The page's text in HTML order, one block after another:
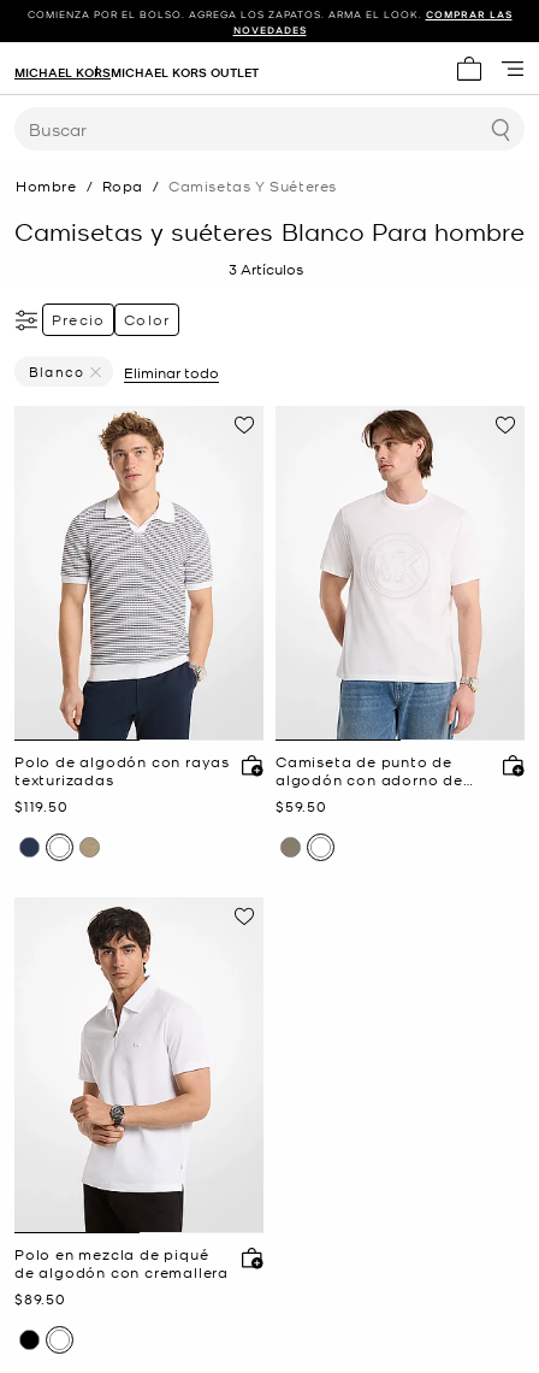
COMIENZA POR EL BOLSO. AGREGA LOS ZAPATOS. ARMA EL LOOK. COMPRAR LAS
NOVEDADES
Mi
MICHAEL KORSMICHAEL KORS OUTLET
Buscar
Hombre / Ropa / Camisetas Y Suéteres
Camisetas y suéteres Blanco Para hombre
3 Artículos
Precio Color
Blanco
Eliminar todo
Polo de algodón con rayas
texturizadas
Ahora
$119.50
Camiseta de punto de
algodón con adorno de
logotipo
Ahora
$59.50
Polo en mezcla de piqué
de algodón con cremallera
Ahora
$89.50